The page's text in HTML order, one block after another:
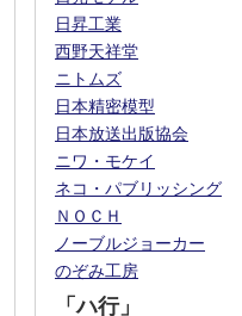
日昇工業
西野天祥堂
ニトムズ
日本精密模型
日本放送出版協会
ニワ・モケイ
ネコ・パブリッシング
ＮＯＣＨ
ノーブルジョーカー
のぞみ工房
「ハ行」